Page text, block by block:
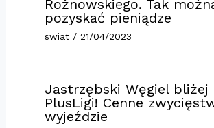
Rożnowskiego. Tak
pozyskać pieniądze
swiat/ 21/04/2023
Jastrzębski Węgiel bliżej
PlusLigi! Cenne
wyjeździe